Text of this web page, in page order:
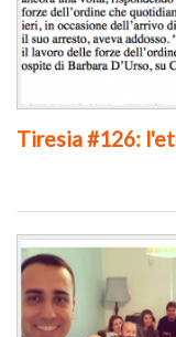
Tiresia #126: